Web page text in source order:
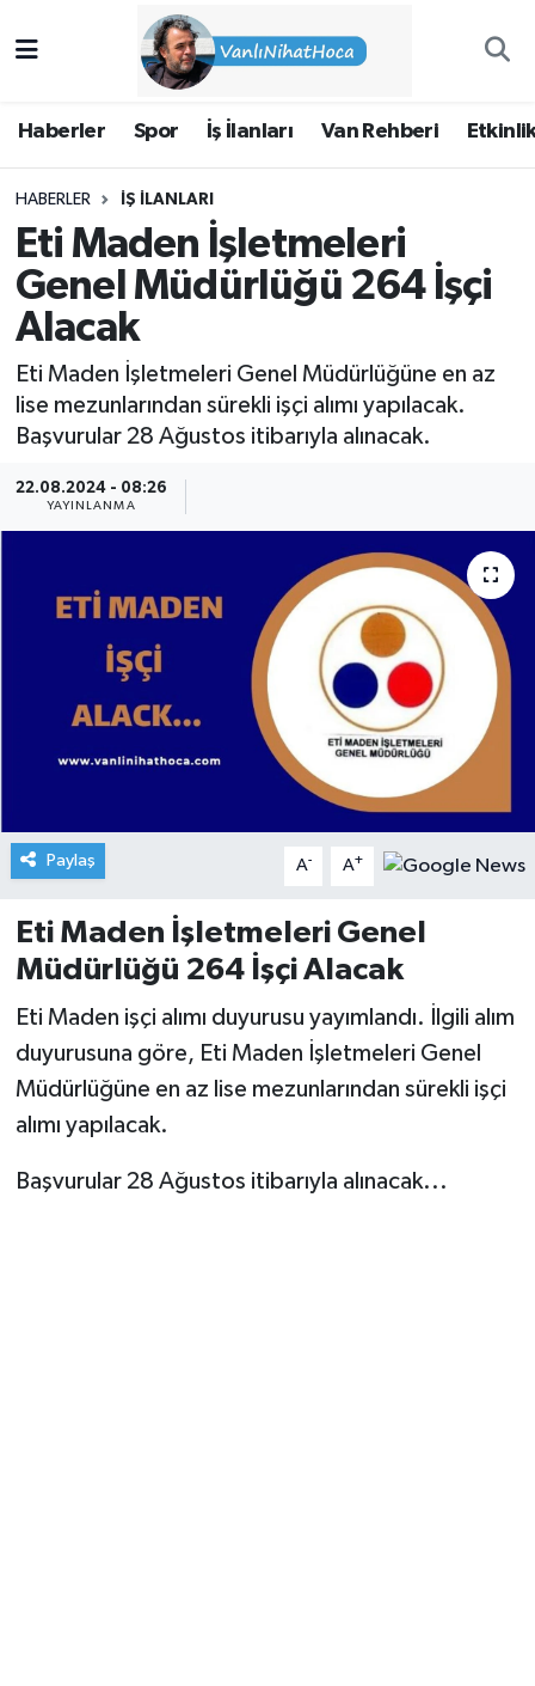
Haberler Spor İş İlanları Van Rehberi
HABERLER İŞ İLANLARI
Eti Maden İşletmeleri
Genel Müdürlüğü 264 İşçi
Alacak
Eti Maden İşletmeleri Genel Müdürlüğüne en az
lise mezunlarından sürekli işçi alımı yapılacak.
Başvurular 28 Ağustos itibarıyla alınacak.
22.08.2024 - 08:26
YAYINLANMA
Paylaş A- A+
Eti Maden İşletmeleri Genel
Müdürlüğü 264 İşçi Alacak
Eti Maden işçi alımı duyurusu yayımlandı. İlgili alım
duyurusuna göre, Eti Maden İşletmeleri Genel
Müdürlüğüne en az lise mezunlarından sürekli işçi
alımı yapılacak.
Başvurular 28 Ağustos itibarıyla alınacak...
İş İlanları
Van Rehberi
Etkinlikler
Köşe Yazıları
İpekyolu Nöbetçi Eczaneler
İpekyolu Trafik Yoğunluk Haritası
Süper Lig Puan Durumu ve Fikstür
Tüm Manşetler
Son Dakika Haberleri